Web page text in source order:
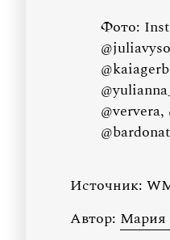
Фото:
Источник:
Автор: Мария